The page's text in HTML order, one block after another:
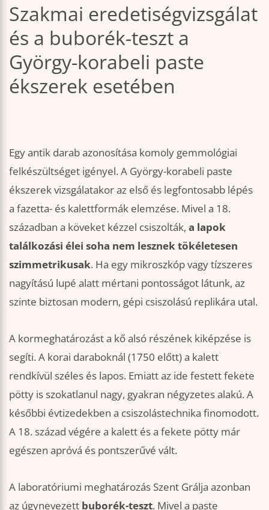
Szakmai eredetiségvizsgálat
és a buborék-teszt a
György-korabeli paste
ékszerek esetében
Egy antik darab azonosítása komoly gemmológiai
felkészültséget igényel. A György-korabeli paste
ékszerek vizsgálatakor az első és legfontosabb lépés
a fazetta- és kalettformák elemzése. Mivel a 18.
században a köveket kézzel csiszolták, a lapok
találkozási élei soha nem lesznek tökéletesen
szimmetrikusak. Ha egy mikroszkóp vagy tízszeres
nagyítású lupé alatt mértani pontosságot látunk, az
szinte biztosan modern, gépi csiszolású replikára utal.
A kormeghatározást a kő alsó részének kiképzése is
segíti. A korai daraboknál (1750 előtt) a kalett
rendkívül széles és lapos. Emiatt az ide festett fekete
pötty is szokatlanul nagy, gyakran négyzetes alakú. A
későbbi évtizedekben a csiszolástechnika finomodott.
A 18. század végére a kalett és a fekete pötty már
egészen apróvá és pontszerűvé vált.
A laboratóriumi meghatározás Szent Grálja azonban
az úgynevezett buborék-teszt. Mivel a paste